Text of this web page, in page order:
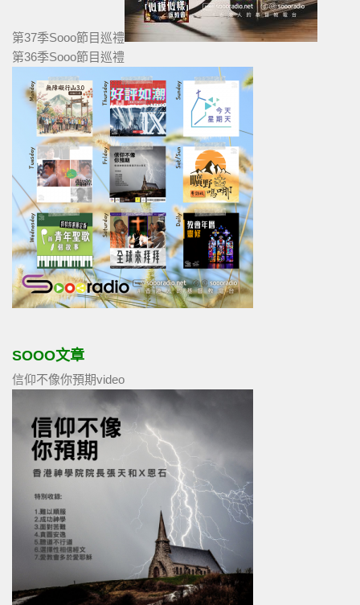
第37季Sooo節目巡禮
第36季Sooo節目巡禮
SOOO文章
信仰不像你預期video